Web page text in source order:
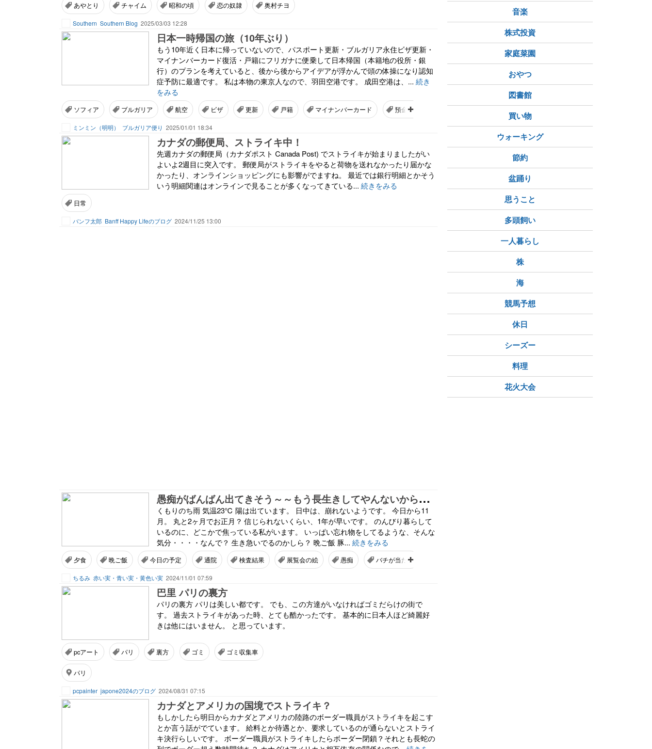
あやとり チャイム 昭和の頃 恋の奴隷 奥村チヨ
Southern Southern Blog 2025/03/03 12:28
日本一時帰国の旅（10年ぶり）
もう10年近く日本に帰っていないので、パスポート更新・ブルガリア永住ビザ更新・
マイナンバーカード復活・戸籍にフリガナに便乗して日本帰国（本籍地の役所・銀
行）のプランを考えていると、後から後からアイデアが浮かんで頭の体操になり認知
症予防に最適です。 私は本物の東京人なので、羽田空港です。 成田空港は、... 続き
をみる
ソフィア ブルガリア 航空 ビザ 更新 戸籍 マイナンバーカード 預金封鎖
ミンミン（明明） ブルガリア便り 2025/01/01 18:34
カナダの郵便局、ストライキ中！
先週カナダの郵便局（カナダポスト Canada Post) でストライキが始まりましたがい
よいよ2週目に突入です。 郵便局がストライキをやると荷物を送れなかったり届かな
かったり、オンラインショッピングにも影響がでますね。 最近では銀行明細とかそう
いう明細関連はオンラインで見ることが多くなってきている... 続きをみる
日常
バンフ太郎 Banff Happy Lifeのブログ 2024/11/25 13:00
愚
痴がばんばん出てきそう～～もう長生きしてやんないからね！ ☆晩ご飯☆
くもりのち雨 気温23℃ 陽は出ています。 日中は、崩れないようです。 今日から11
月。 丸と2ヶ月でお正月？ 信じられないくらい、1年が早いです。 のんびり暮らして
いるのに、どこかで焦っている私がいます。 いっぱい忘れ物をしてるような、そんな
気分・・・・なんで？ 生き急いでるのかしら？ 晩ご飯 豚... 続きをみる
夕食 晩ご飯 今日の予定 通院 検査結果 展覧会の絵 愚痴 バチが当たる
ちるみ 赤い実・青い実・黄色い実 2024/11/01 07:59
巴里 パリの裏方
パリの裏方 パリは美しい都です。 でも、この方達がいなければゴミだらけの街で
す。 過去ストライキがあった時、とても酷かったです。 基本的に日本人ほど綺麗好
きは他にはいません。 と思っています。
pcアート パリ 裏方 ゴミ ゴミ収集車
パリ
pcpainter japone2024のブログ 2024/08/31 07:15
カナダとアメリカの国境でストライキ？
もしかしたら明日からカナダとアメリカの陸路のボーダー職員がストライキを起こす
とか言う話がでています。 給料とか待遇とか、要求しているのが通らないとストライ
キ決行らしいです。 ボーダー職員がストライキしたらボーダー閉鎖？それとも長蛇の
音楽
株式投資
家庭菜園
おやつ
図書館
買い物
ウォーキング
節約
盆踊り
思うこと
多頭飼い
一人暮らし
株
海
競馬予想
休日
シーズー
料理
花火大会